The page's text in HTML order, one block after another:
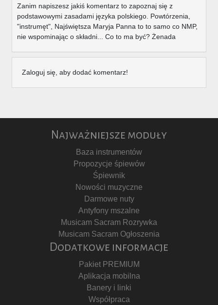
Zanim napiszesz jakiś komentarz to zapoznaj się z
podstawowymi zasadami języka polskiego. Powtórzenia,
"instrumęt", Najświętsza Maryja Panna to to samo co NMP,
nie wspominając o składni... Co to ma być? Żenada
Zaloguj się, aby dodać komentarz!
Najważniejsze moduły
Baza instrumentów
Propozycje śpiewów
Śpiewnik
Nowości muzyczne
Darmowe nuty
Antyfony mszalne
Musicam Sacram Rozrywka
Musicam Sacram Ogłoszenia
Dodatkowe informacje
Pakiet PREMIUM
Aplikacja mobilna
Banery i linki
Współpraca